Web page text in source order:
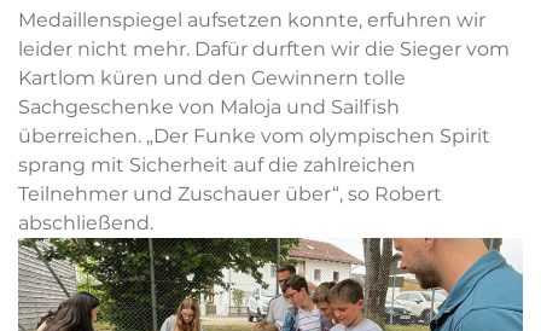
Medaillenspiegel aufsetzen konnte, erfuhren wir
leider nicht mehr. Dafür durften wir die Sieger vom
Kartlom küren und den Gewinnern tolle
Sachgeschenke von Maloja und Sailfish
überreichen. „Der Funke vom olympischen Spirit
sprang mit Sicherheit auf die zahlreichen
Teilnehmer und Zuschauer über“, so Robert
abschließend.